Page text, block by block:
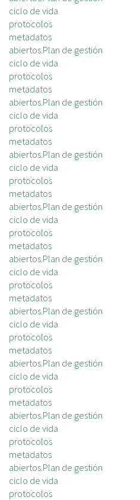
ciclo de vida
protocolos
metadatos
abiertos.Plan de gestión
ciclo de vida
protocolos
metadatos
abiertos.Plan de gestión
ciclo de vida
protocolos
metadatos
abiertos.Plan de gestión
ciclo de vida
protocolos
metadatos
abiertos.Plan de gestión
ciclo de vida
protocolos
metadatos
abiertos.Plan de gestión
ciclo de vida
protocolos
metadatos
abiertos.Plan de gestión
ciclo de vida
protocolos
metadatos
abiertos.Plan de gestión
ciclo de vida
protocolos
metadatos
abiertos.Plan de gestión
ciclo de vida
protocolos
metadatos
abiertos.Plan de gestión
ciclo de vida
protocolos